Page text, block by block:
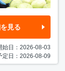
見る
始日：2026-08-03
定日：2026-08-09